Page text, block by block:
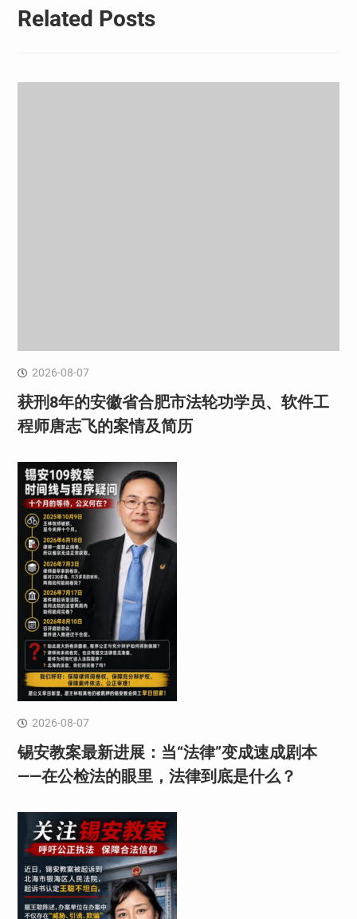
Related Posts
2026-08-07
获刑8年的安徽省合肥市法轮功学员、软件工
程师唐志飞的案情及简历
2026-08-07
锡安教案最新进展：当“法律”变成速成剧本
——在公检法的眼里，法律到底是什么？